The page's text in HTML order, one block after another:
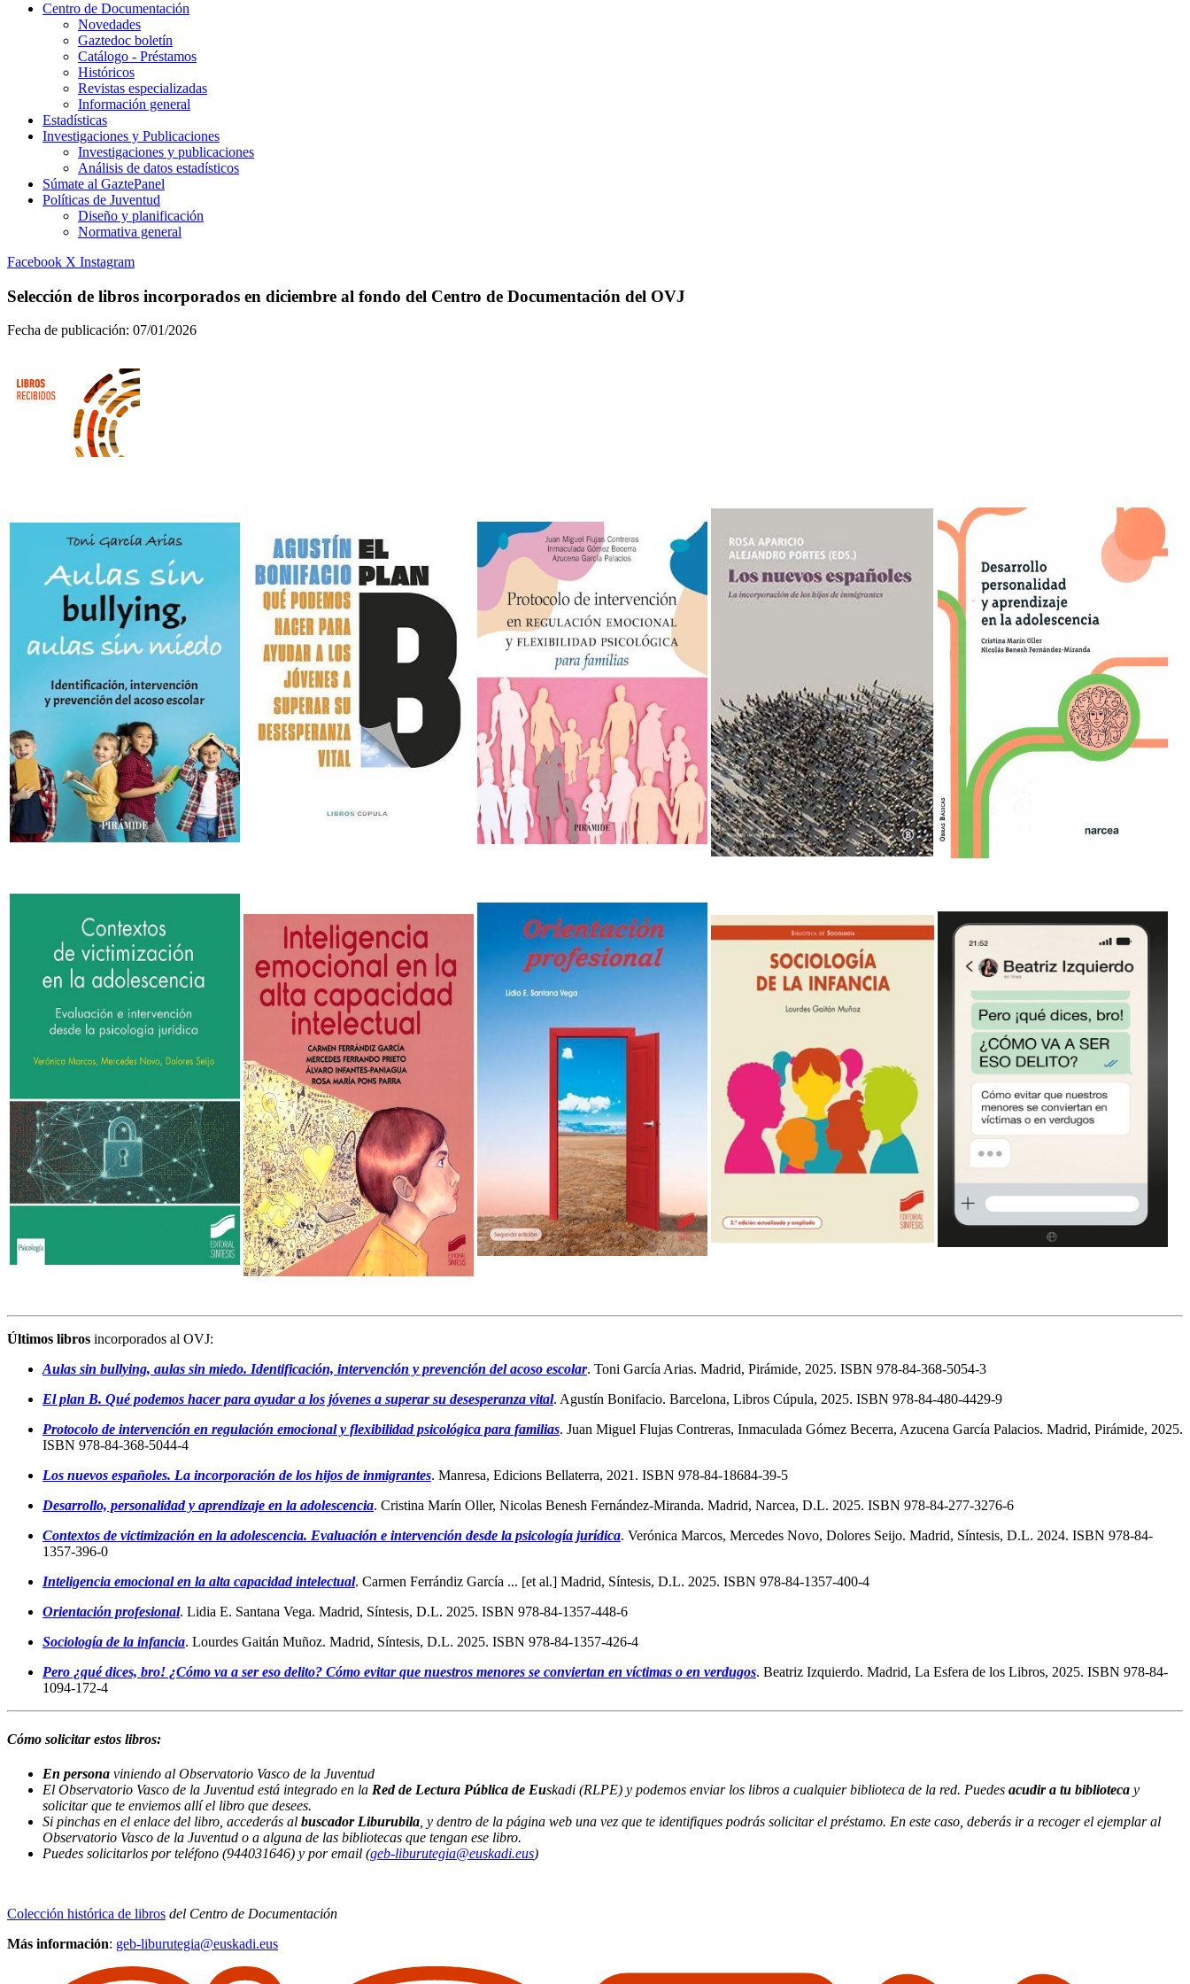
Centro de Documentación
Novedades
Gaztedoc boletín
Catálogo - Préstamos
Históricos
Revistas especializadas
Información general
Estadísticas
Investigaciones y Publicaciones
Investigaciones y publicaciones
Análisis de datos estadísticos
Súmate al GaztePanel
Políticas de Juventud
Diseño y planificación
Normativa general
Facebook X Instagram
Selección de libros incorporados en diciembre al fondo del Centro de Documentación del OVJ
Fecha de publicación: 07/01/2026
Últimos libros incorporados al OVJ:
Aulas sin bullying, aulas sin miedo. Identificación, intervención y prevención del acoso escolar. Toni García Arias. Madrid, Pirámide, 2025. ISBN 978-84-368-5054-3
El plan B. Qué podemos hacer para ayudar a los jóvenes a superar su desesperanza vital. Agustín Bonifacio. Barcelona, Libros Cúpula, 2025. ISBN 978-84-480-4429-9
Protocolo de intervención en regulación emocional y flexibilidad psicológica para familias. Juan Miguel Flujas Contreras, Inmaculada Gómez Becerra, Azucena García Palacios. Madrid, Pirámide, 2025.
ISBN 978-84-368-5044-4
Los nuevos españoles. La incorporación de los hijos de inmigrantes. Manresa, Edicions Bellaterra, 2021. ISBN 978-84-18684-39-5
Desarrollo, personalidad y aprendizaje en la adolescencia. Cristina Marín Oller, Nicolas Benesh Fernández-Miranda. Madrid, Narcea, D.L. 2025. ISBN 978-84-277-3276-6
Contextos de victimización en la adolescencia. Evaluación e intervención desde la psicología jurídica. Verónica Marcos, Mercedes Novo, Dolores Seijo. Madrid, Síntesis, D.L. 2024. ISBN 978-84-
1357-396-0
Inteligencia emocional en la alta capacidad intelectual. Carmen Ferrándiz García ... [et al.] Madrid, Síntesis, D.L. 2025. ISBN 978-84-1357-400-4
Orientación profesional. Lidia E. Santana Vega. Madrid, Síntesis, D.L. 2025. ISBN 978-84-1357-448-6
Sociología de la infancia. Lourdes Gaitán Muñoz. Madrid, Síntesis, D.L. 2025. ISBN 978-84-1357-426-4
Pero ¿qué dices, bro! ¿Cómo va a ser eso delito? Cómo evitar que nuestros menores se conviertan en víctimas o en verdugos. Beatriz Izquierdo. Madrid, La Esfera de los Libros, 2025. ISBN 978-84-
1094-172-4
Cómo solicitar estos libros:
En persona viniendo al Observatorio Vasco de la Juventud
El Observatorio Vasco de la Juventud está integrado en la Red de Lectura Pública de Euskadi (RLPE) y podemos enviar los libros a cualquier biblioteca de la red. Puedes acudir a tu biblioteca y
solicitar que te enviemos allí el libro que desees.
Si pinchas en el enlace del libro, accederás al buscador Liburubila , y dentro de la página web una vez que te identifiques podrás solicitar el préstamo. En este caso, deberás ir a recoger el ejemplar al
Observatorio Vasco de la Juventud o a alguna de las bibliotecas que tengan ese libro.
Puedes solicitarlos por teléfono (944031646) y por email (geb-liburutegia@euskadi.eus)
Colección histórica de libros del Centro de Documentación
Más información: geb-liburutegia@euskadi.eus